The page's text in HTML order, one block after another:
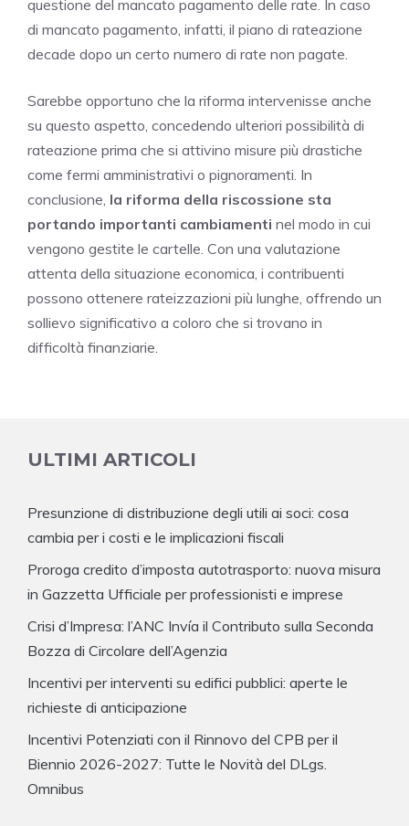
questione del mancato pagamento delle rate. In caso
di mancato pagamento, infatti, il piano di rateazione
decade dopo un certo numero di rate non pagate.
Sarebbe opportuno che la riforma intervenisse anche
su questo aspetto, concedendo ulteriori possibilità di
rateazione prima che si attivino misure più drastiche
come fermi amministrativi o pignoramenti. In
conclusione, la riforma della riscossione sta
portando importanti cambiamenti nel modo in cui
vengono gestite le cartelle. Con una valutazione
attenta della situazione economica, i contribuenti
possono ottenere rateizzazioni più lunghe, offrendo un
sollievo significativo a coloro che si trovano in
difficoltà finanziarie.
ULTIMI ARTICOLI
Presunzione di distribuzione degli utili ai soci: cosa
cambia per i costi e le implicazioni fiscali
Proroga credito d’imposta autotrasporto: nuova misura
in Gazzetta Ufficiale per professionisti e imprese
Crisi d’Impresa: l’ANC Invía il Contributo sulla Seconda
Bozza di Circolare dell’Agenzia
Incentivi per interventi su edifici pubblici: aperte le
richieste di anticipazione
Incentivi Potenziati con il Rinnovo del CPB per il
Biennio 2026-2027: Tutte le Novità del DLgs.
Omnibus